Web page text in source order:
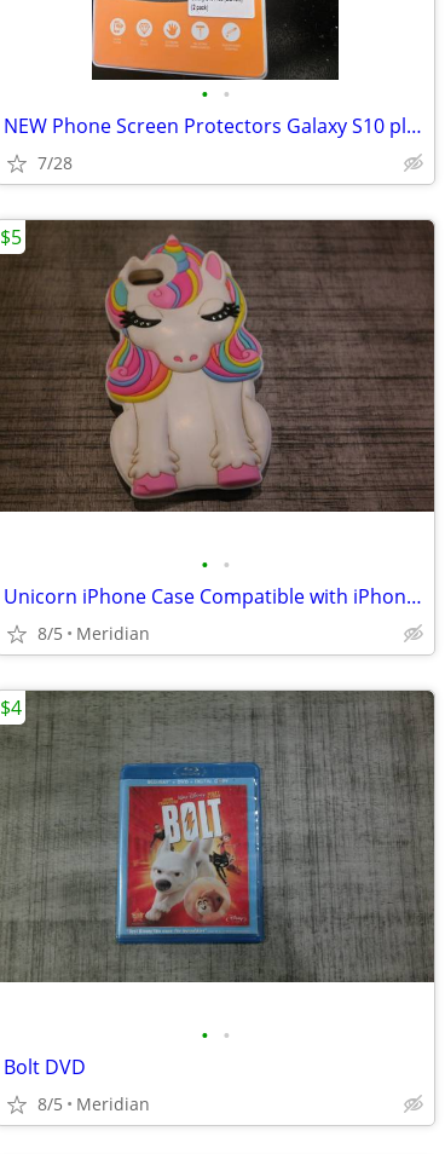
• •
NEW Phone Screen Protectors Galaxy S10 plus
7/28
• •
Unicorn iPhone Case Compatible with iPhone 6/7/8
8/5 Meridian
$5
• •
Bolt DVD
8/5 Meridian
$4